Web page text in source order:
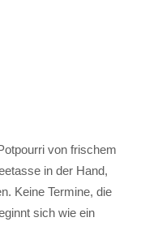
von frischem
in der Hand,
Keine Termine, die
sich wie ein